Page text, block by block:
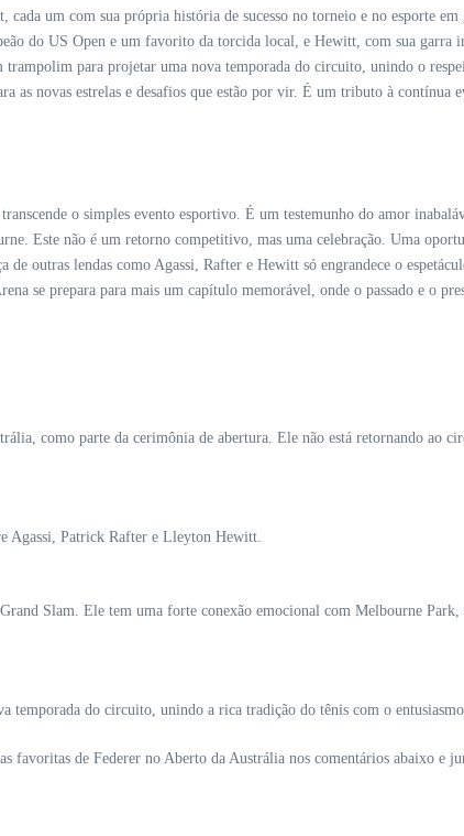
um com sua própria história de sucesso no torneio e no esporte em
do US Open e um favorito da torcida local, e Hewitt, com sua garra
para projetar uma nova temporada do circuito, unindo o
as novas estrelas e desafios que estão por vir. É um tributo à contínua
o simples evento esportivo. É um testemunho do amor
Este não é um retorno competitivo, mas uma celebração. Uma
outras lendas como Agassi, Rafter e Hewitt só engrandece o
se prepara para mais um capítulo memorável, onde o passado e o
como parte da cerimônia de abertura. Ele não está retornando ao
Agassi, Patrick Rafter e Lleyton Hewitt.
Slam. Ele tem uma forte conexão emocional com Melbourne
temporada do circuito, unindo a rica tradição do tênis com o
de Federer no Aberto da Austrália nos comentários abaixo e